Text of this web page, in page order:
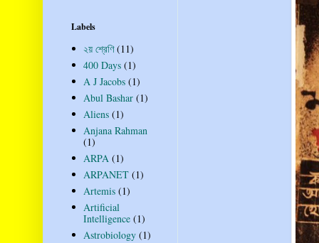
Labels
২য় শ্রেণি (11)
400 Days (1)
A J Jacobs (1)
Abul Bashar (1)
Aliens (1)
Anjana Rahman
(1)
ARPA (1)
ARPANET (1)
Artemis (1)
Artificial
Intelligence (1)
Astrobiology (1)